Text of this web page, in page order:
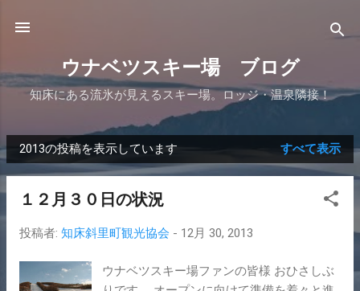
ウナベツスキー場 ブログ
知床にある流氷が見えるスキー場。ロッジ・温泉隣接！
投
2013の投稿を表示しています すべて表示
１２月３０日の状況
投稿者: 知床斜里町観光協会 - 12月 30, 2013
ウナベツスキー場ファンの皆様 おひさしぶ